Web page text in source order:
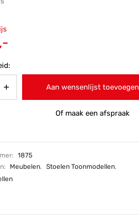
€357,-.
Aan wensenlijst toevoegen
Of maak een afspraak
1875
Meubelen, Stoelen Toonmodellen,